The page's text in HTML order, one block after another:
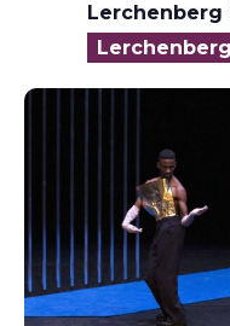
Lerchenberg